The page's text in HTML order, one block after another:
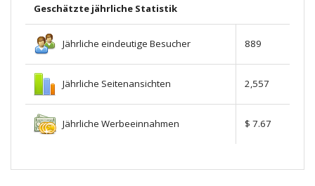
Geschätzte jährliche Statistik
Jährliche eindeutige Besucher 889
Jährliche Seitenansichten 2,557
Jährliche Werbeeinnahmen $ 7.67